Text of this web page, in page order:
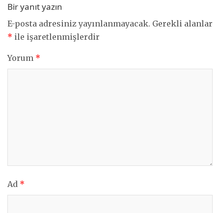
Bir yanıt yazın
E-posta adresiniz yayınlanmayacak. Gerekli alanlar
* ile işaretlenmişlerdir
Yorum *
Ad *